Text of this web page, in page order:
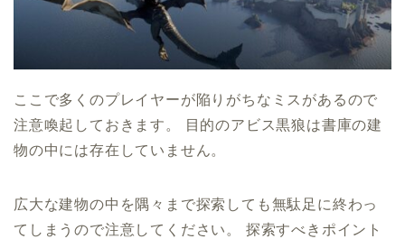
ここで多くのプレイヤーが陥りがちなミスがあるので
注意喚起しておきます。 目的のアビス黒狼は書庫の建
物の中には存在していません。
広大な建物の中を隅々まで探索しても無駄足に終わっ
てしまうので注意してください。 探索すべきポイント